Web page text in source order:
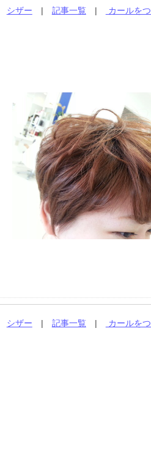
シザー 記事一覧 カールを
シザー 記事一覧 カールを